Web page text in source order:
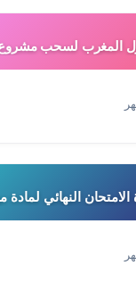
لسحب مشروع
النهائي لمادة